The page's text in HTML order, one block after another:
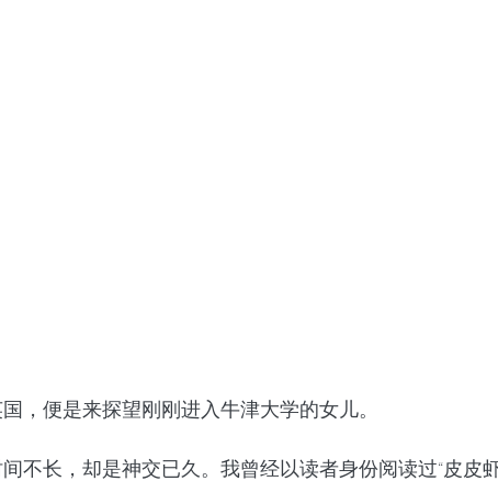
，便是来探望刚刚进入牛津大学的女儿。
不长，却是神交已久。我曾经以读者身份阅读过“皮皮虾